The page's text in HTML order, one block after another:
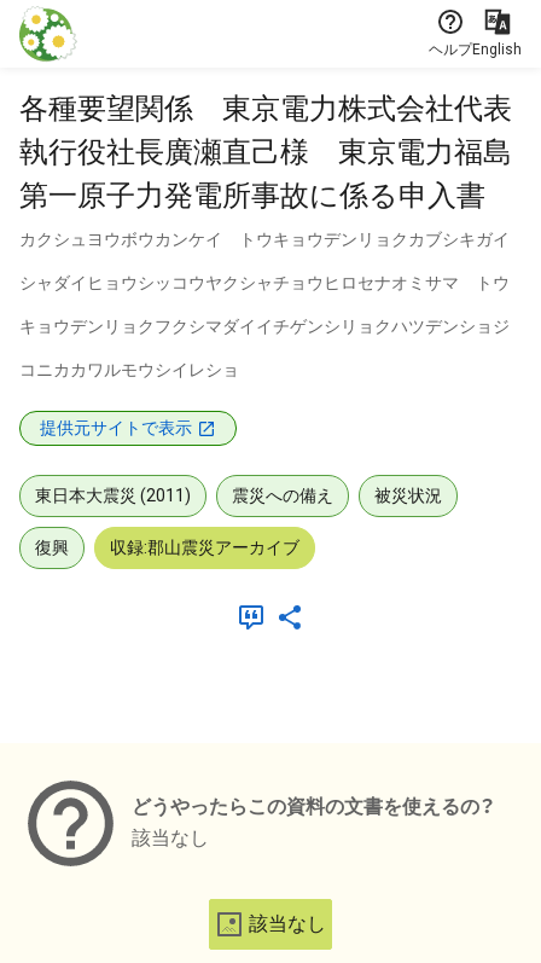
本文に飛ぶ
ヘルプEnglish
各種要望関係 東京電力株式会社代表
執行役社長廣瀬直己様 東京電力福島
第一原子力発電所事故に係る申入書
カクシュヨウボウカンケイ トウキョウデンリョクカブシキガイ
シャダイヒョウシッコウヤクシャチョウヒロセナオミサマ トウ
キョウデンリョクフクシマダイイチゲンシリョクハツデンショジ
コニカカワルモウシイレショ
提供元サイトで表示
東日本大震災 (2011) 震災への備え 被災状況
復興 収録:郡山震災アーカイブ
どうやったらこの資料の文書を使えるの？
該当なし
該当なし